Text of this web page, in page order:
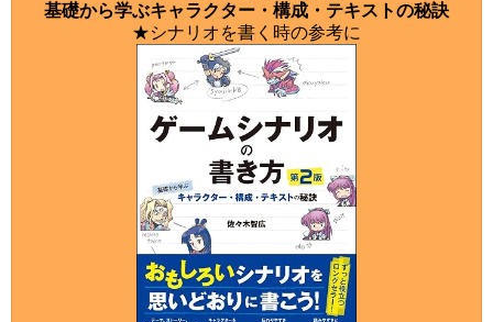
基礎から学ぶキャラクター・構成・テキストの秘訣
★シナリオを書く時の参考に